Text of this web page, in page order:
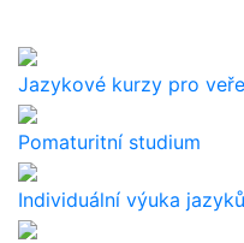
Jazykové kurzy pro
Pomaturitní studium
Individuální výuka jazyků